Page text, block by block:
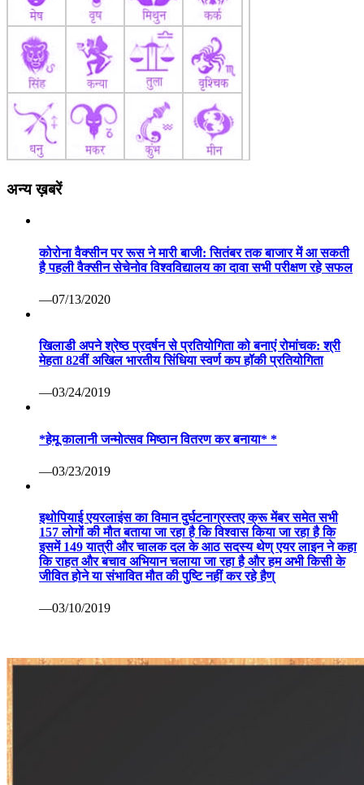
अन्य ख़बरें
कोरोना वैक्सीन पर रूस ने मारी बाजी: सितंबर तक बाजार में आ सकती
है पहली वैक्सीन सेचेनोव विश्वविद्यालय का दावा सभी परीक्षण रहे सफल
—07/13/2020
खिलाडी अपने श्रेष्ठ प्रदर्षन से प्रतियोगिता को बनाएं रोमांचक: श्री
मेहता 82वीं अखिल भारतीय सिंधिया स्वर्ण कप हॉकी प्रतियोगिता
—03/24/2019
*हेमू कालानी जन्मोत्सव मिष्ठान वितरण कर बनाया* *
—03/23/2019
इथोपियाई एयरलाइंस का विमान दुर्घटनाग्रस्तए क्रू मेंबर समेत सभी
157 लोगों की मौत बताया जा रहा है कि विश्वास किया जा रहा है कि
इसमें 149 यात्री और चालक दल के आठ सदस्य थेण् एयर लाइन ने कहा
कि राहत और बचाव अभियान चलाया जा रहा है और हम अभी किसी के
जीवित होने या संभावित मौत की पुष्टि नहीं कर रहे हैण्
—03/10/2019